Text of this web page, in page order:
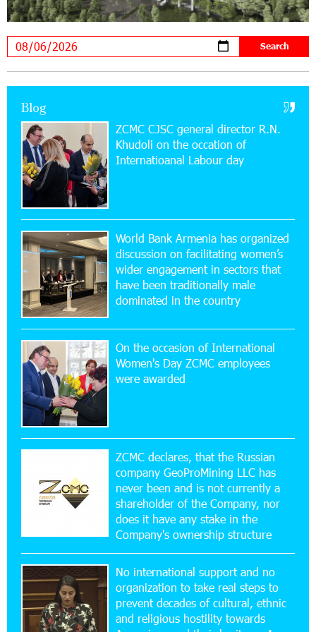
Virtuosos” Program participated in the Järvi
Academy and Pärnu Music Festival in Estonia, representing
Armenia on the international stage
20:56:14 22-07-2026
New Financial Skills at the Davidbek Games:
Idram&IDBank
CashIn Services at AraratBank ATMs: Fast,
Simple, and Secure
16:29:04 20-07-2026
Ucom Sales and Service Center Reopens at 3/47
Yerevanyan Street in Yeghvard
15:47:47 17-07-2026
Up to 25% idcoin when purchasing Flyone flight
tickets: Idram&IDBank
Bank for Consumers by Euromoney
11:36:50 17-07-2026
Ucom and Microsoft Innovation Center Help
School Students Build Cybersecurity Skills
12:45:18 16-07-2026
Ucom Supports Installation of 10 kW Solar Plant
in Shenavan, Lori
20:34:31 14-07-2026
Blog
ZCMC CJSC general director R.N.
Khudoli on the օccation of
Internatioanal Labour day
World Bank Armenia has organized
discussion on facilitating women’s
wider engagement in sectors that
have been traditionally male
dominated in the country
On the occasion of International
Women's Day ZCMC employees
were awarded
ZCMC declares, that the Russian
company GeoProMining LLC has
never been and is not currently a
shareholder of the Company, nor
does it have any stake in the
Company's ownership structure
No international support and no
organization to take real steps to
prevent decades of cultural, ethnic
and religious hostility towards